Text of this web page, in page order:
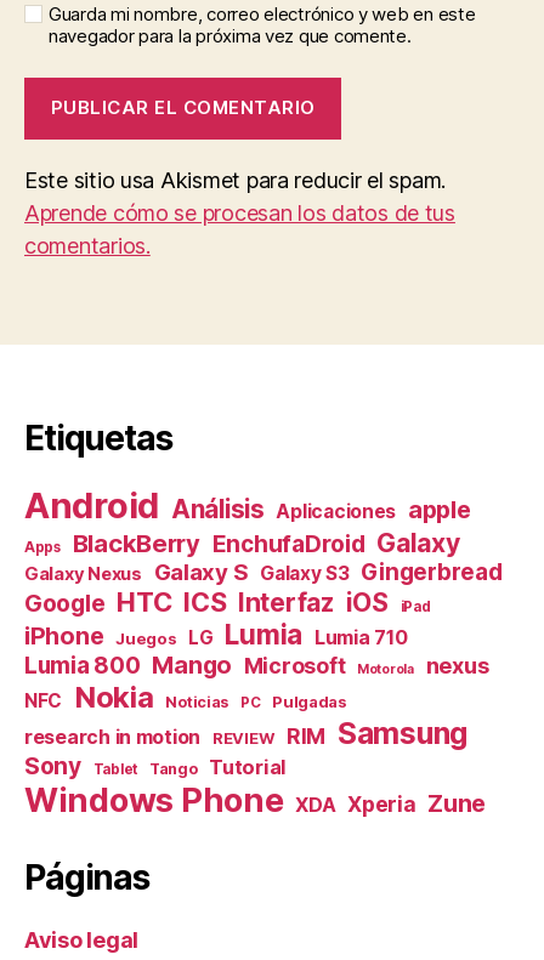
Guarda mi nombre, correo electrónico y web en este
navegador para la próxima vez que comente.
Este sitio usa Akismet para reducir el spam.
Aprende cómo se procesan los datos de tus
comentarios.
Etiquetas
Android Análisis Aplicaciones apple
Apps BlackBerry EnchufaDroid Galaxy
Galaxy Nexus Galaxy S Galaxy S3 Gingerbread
Google HTC ICS Interfaz iOS iPad
iPhone Juegos LG Lumia Lumia 710
Lumia 800 Mango Microsoft Motorola nexus
NFC Nokia Noticias PC Pulgadas
research in motion REVIEW RIM Samsung
Sony Tablet Tango Tutorial
Windows Phone XDA Xperia Zune
Páginas
Aviso legal